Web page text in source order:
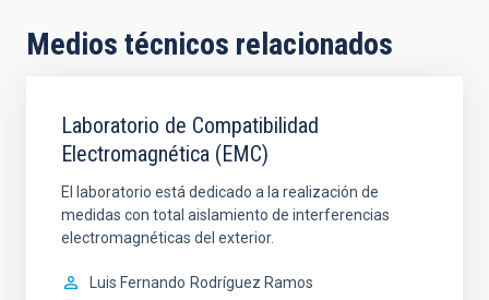
Medios técnicos relacionados
Laboratorio de Compatibilidad
Electromagnética (EMC)
El laboratorio está dedicado a la realización de
medidas con total aislamiento de interferencias
electromagnéticas del exterior.
Luis Fernando Rodríguez Ramos